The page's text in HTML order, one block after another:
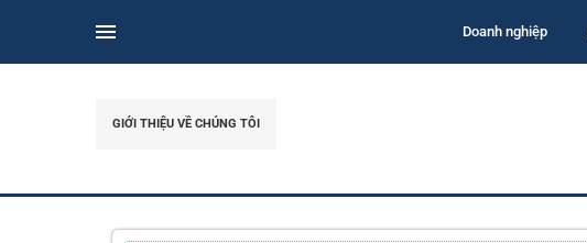
Doanh nghiệp
GIỚI THIỆU VỀ CHÚNG TÔI